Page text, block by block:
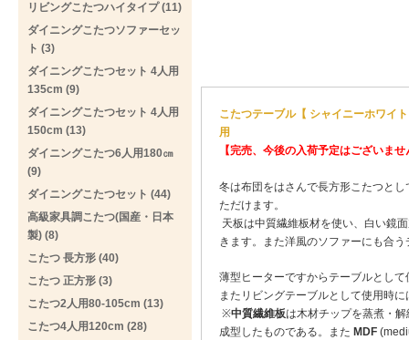
こたつテーブル【 シャイニーホワイ
用
【完売、今後の入荷予定はございませ
冬は布団をはさんで長方形こたつと
ただけます。
天板は中質繊維板材を使い、白い鏡
きます。また洋風のソファーにも合
薄型ヒーターですからテーブルとし
またリビングテーブルとして使用時
※中質繊維板は木材チップを蒸煮・
成型したものである。また MDF
リビングこたつハイタイプ (11)
ダイニングこたつソファーセッ
ト (3)
ダイニングこたつセット 4人用
135cm (9)
ダイニングこたつセット 4人用
150cm (13)
ダイニングこたつ6人用180㎝
(9)
ダイニングこたつセット (44)
高級家具調こたつ(国産・日本
製) (8)
こたつ 長方形 (40)
こたつ 正方形 (3)
こたつ2人用80-105cm (13)
こたつ4人用120cm (28)